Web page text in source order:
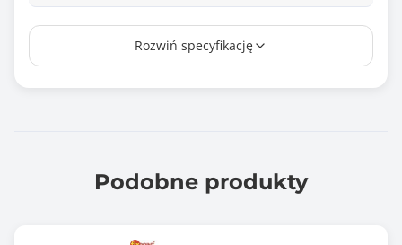
Kolor obudowy
Zawiera baterię / akumulator
Blokada wrzeciona
Regulowana osłona tarczy
Rozwiń specyfikację
Podobne produkty